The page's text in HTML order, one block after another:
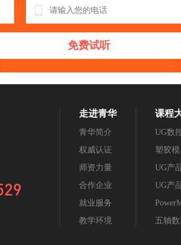
免费试听
走进青华
青华简介
权威认证
师资力量
合作企业
就业服务
教学环境
课程
UG数
塑胶
UG产
UG产
五轴